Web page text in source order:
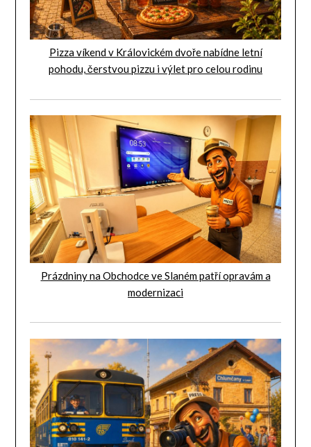
Pizza víkend v Královickém dvoře nabídne letní
pohodu, čerstvou pizzu i výlet pro celou rodinu
Prázdniny na Obchodce ve Slaném patří opravám a
modernizaci